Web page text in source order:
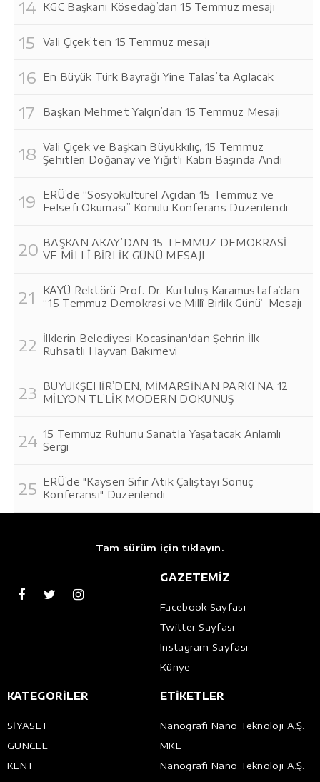
KGC Başkanı Kösedağ’dan 15 Temmuz mesajı
Vali Çiçek’ten 15 Temmuz mesajı
En Büyük Türk Bayrağı Yine Talas’ta Açılacak
Başkan Mehmet Yalçın’dan 15 Temmuz Mesajı
Vali Çiçek ve Başkan Büyükkılıç, 15 Temmuz
Şehitleri Doğanay ve Yiğit'i Kabri Başında Andı
ERÜ’de “Sosyokültürel Açıdan 15 Temmuz ve
Felsefi Okuması” Konulu Konferans Düzenlendi
BAŞKAN AKAY’DAN 15 TEMMUZ DEMOKRASİ
VE MİLLÎ BİRLİK GÜNÜ MESAJI
KAYÜ Rektörü Prof. Dr. Kurtuluş Karamustafa’dan
“15 Temmuz Demokrasi ve Millî Birlik Günü” Mesajı
İlklerin Belediyesi Kocasinan'dan Şehrin İlk
Ruhsatlı Hayvan Bakımevi
BÜYÜKŞEHİR’DEN, MİMARSİNAN PARKI’NA 12
MİLYON TL’LİK MODERN DOKUNUŞ
15 Temmuz Ruhunu Sanatla Yaşatacak Anlamlı
Sergi
ERÜ’de "Kayseri Sıfır Atık Çalıştayı Sonuç
Konferansı" Düzenlendi
Tam sürüm için tıklayın.
GAZETEMİZ
Facebook Sayfası
Twitter Sayfası
Instagram Sayfası
Künye
KATEGORİLER
SİYASET
GÜNCEL
KENT
ETİKETLER
Nanografi Nano Teknoloji A.Ş.
MKE
Nanografi Nano Teknoloji A.Ş.